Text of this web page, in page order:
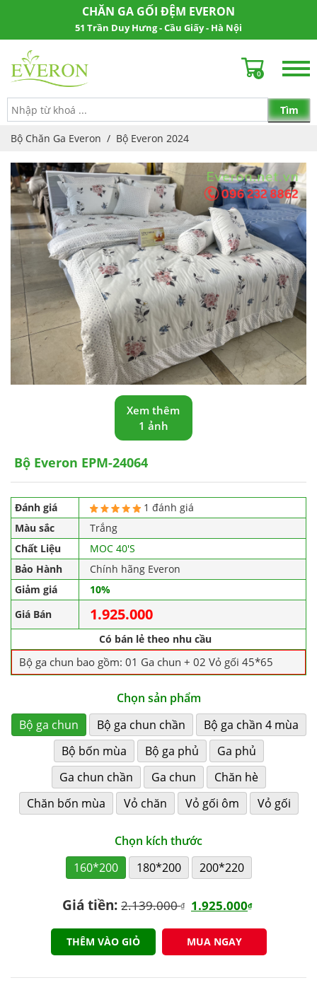
CHĂN GA GỐI ĐỆM EVERON
51 Trần Duy Hưng - Cầu Giấy - Hà Nội
0
Bộ Chăn Ga Everon / Bộ Everon 2024
Xem thêm
1 ảnh
Bộ Everon EPM-24064
Đánh giá
1 đánh giá
Màu sắc
Trắng
Chất Liệu
MOC 40'S
Bảo Hành
Chính hãng Everon
Giảm giá
10%
Giá Bán
1.925.000
Có bán lẻ theo nhu cầu
Bộ ga chun bao gồm: 01 Ga chun + 02 Vỏ gối 45*65
Chọn sản phẩm
Bộ ga chun
Bộ ga chun chần
Bộ ga chần 4 mùa
Bộ bốn mùa
Bộ ga phủ
Ga phủ
Ga chun chần
Ga chun
Chăn hè
Chăn bốn mùa
Vỏ chăn Vỏ gối ôm Vỏ gối
Chọn kích thước
160*200
180*200 200*220
Giá tiền: 2.139.000₫ 1.925.000₫
THÊM VÀO GIỎ MUA NGAY